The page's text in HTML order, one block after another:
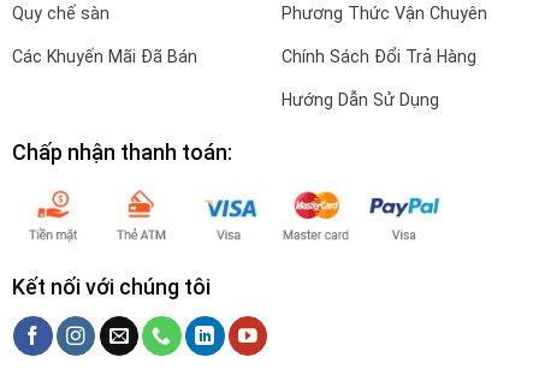
Quy chế sàn
Các Khuyến Mãi Đã Bán
Phương Thức Vận Chuyên
Chính Sách Đổi Trả Hàng
Hướng Dẫn Sử Dụng
Chấp nhận thanh toán:
Kết nối với chúng tôi